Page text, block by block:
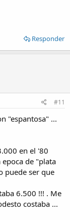
Responder
#11
"espantosa" ...
en el '80
de "plata
puede ser que
6.500 !!! . Me
costaba ...